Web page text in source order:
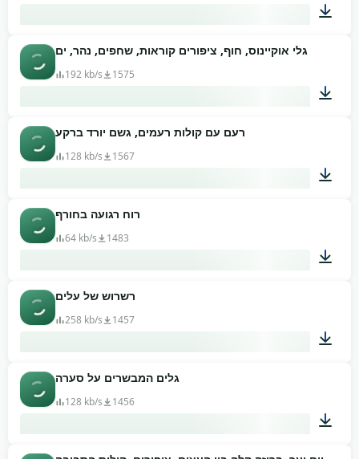
00:11גלי אוקיינוס, חוף, ציפורים קוראות, שחפים, נהר, ים
192 kb/s 1575
רעם עם קולות רעמים, גשם יורד ברקע
128 kb/s 1567
רוח רגועה בחורף
64 kb/s 1483
רשרוש של עלים
258 kb/s 1457
גלים המבשרים על סערה
128 kb/s 1456